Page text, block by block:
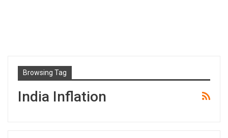
Browsing Tag
India Inflation